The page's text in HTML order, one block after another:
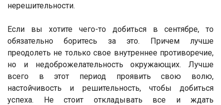
нерешительности.
Если вы хотите чего-то добиться в сентябре, то
обязательно боритесь за это. Причем лучше
преодолеть не только свое внутреннее противоречие,
но и недоброжелательность окружающих. Лучше
всего в этот период проявить свою волю,
настойчивость и решительность, чтобы добиться
успеха. Не стоит откладывать все и ждать